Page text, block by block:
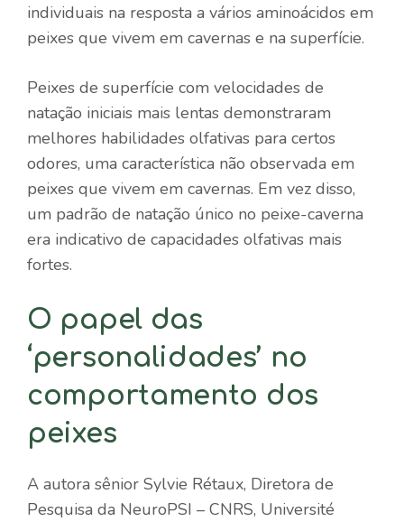
individuais na resposta a vários aminoácidos em
peixes que vivem em cavernas e na superfície.
Peixes de superfície com velocidades de
natação iniciais mais lentas demonstraram
melhores habilidades olfativas para certos
odores, uma característica não observada em
peixes que vivem em cavernas. Em vez disso,
um padrão de natação único no peixe-caverna
era indicativo de capacidades olfativas mais
fortes.
O papel das
‘personalidades’ no
comportamento dos
peixes
A autora sênior Sylvie Rétaux, Diretora de
Pesquisa da NeuroPSI – CNRS, Université